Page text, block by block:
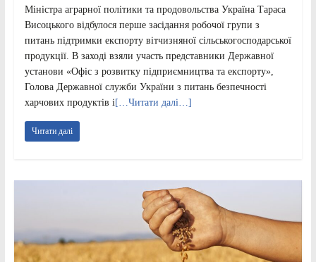
Міністра аграрної політики та продовольства Україна Тараса
Висоцького відбулося перше засідання робочої групи з
питань підтримки експорту вітчизняної сільськогосподарської
продукції. В заході взяли участь представники Державної
установи «Офіс з розвитку підприємництва та експорту»,
Голова Державної служби України з питань безпечності
харчових продуктів і[…Читати далі…]
Читати далі